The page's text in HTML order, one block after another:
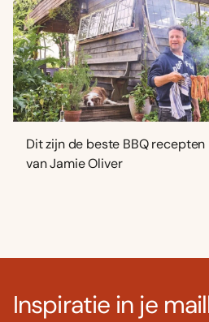
Dit zijn de beste BBQ recepten
van Jamie Oliver
Inspiratie in je